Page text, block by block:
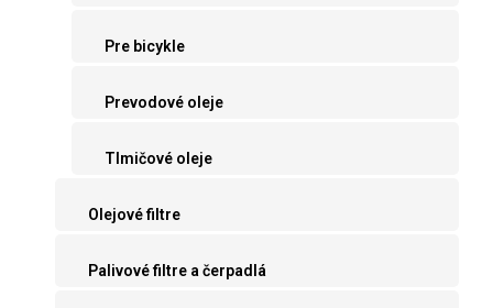
Pre bicykle
Prevodové oleje
Tlmičové oleje
Olejové filtre
Palivové filtre a čerpadlá